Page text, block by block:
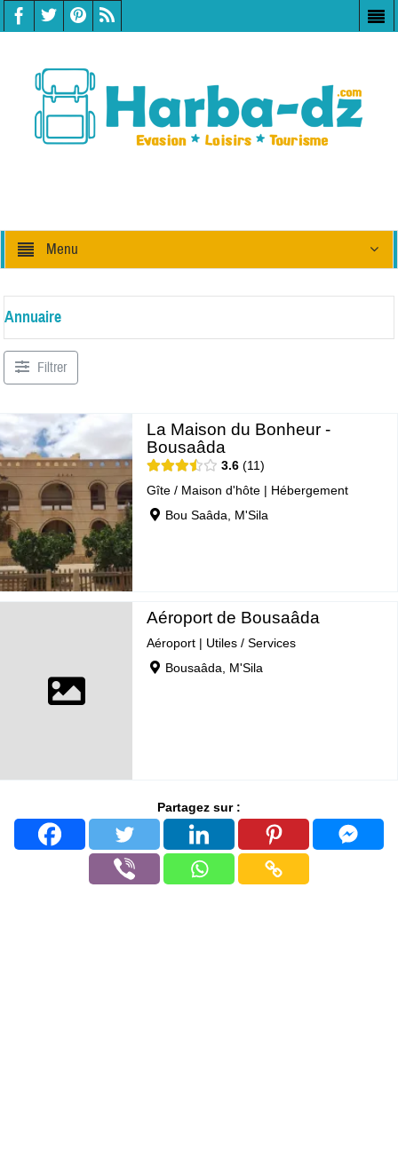
Menu
Annuaire
Filtrer
La Maison du Bonheur -
Bousaâda
3.6
11
Gîte / Maison d'hôte | Hébergement
Bou Saâda, M'Sila
Aéroport de Bousaâda
Aéroport | Utiles / Services
Bousaâda, M'Sila
Partagez sur :